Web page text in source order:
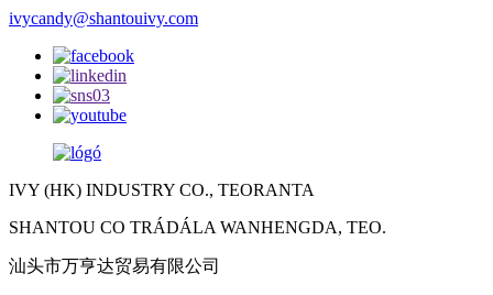
ivycandy@shantouivy.com
IVY (HK) INDUSTRY CO., TEORANTA
SHANTOU CO TRÁDÁLA WANHENGDA, TEO.
汕头市万亨达贸易有限公司